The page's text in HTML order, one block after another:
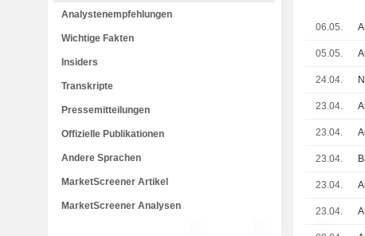
06.05.
05.05.
24.04.
23.04.
23.04.
23.04.
23.04.
23.04.
Analystenempfehlungen
Wichtige Fakten
Insiders
Transkripte
Pressemitteilungen
Offizielle Publikationen
Andere Sprachen
MarketScreener Artikel
MarketScreener Analysen